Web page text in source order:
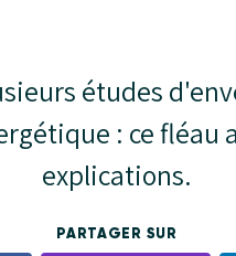
études
: ce fléau
explications.
PARTAGER SUR